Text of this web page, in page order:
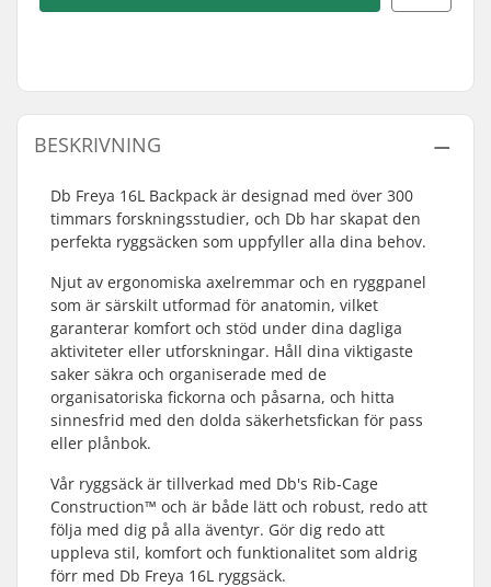
BESKRIVNING
Db Freya 16L Backpack är designad med över 300
timmars forskningsstudier, och Db har skapat den
perfekta ryggsäcken som uppfyller alla dina behov.
Njut av ergonomiska axelremmar och en ryggpanel
som är särskilt utformad för anatomin, vilket
garanterar komfort och stöd under dina dagliga
aktiviteter eller utforskningar. Håll dina viktigaste
saker säkra och organiserade med de
organisatoriska fickorna och påsarna, och hitta
sinnesfrid med den dolda säkerhetsfickan för pass
eller plånbok.
Vår ryggsäck är tillverkad med Db's Rib-Cage
Construction™ och är både lätt och robust, redo att
följa med dig på alla äventyr. Gör dig redo att
uppleva stil, komfort och funktionalitet som aldrig
förr med Db Freya 16L ryggsäck.